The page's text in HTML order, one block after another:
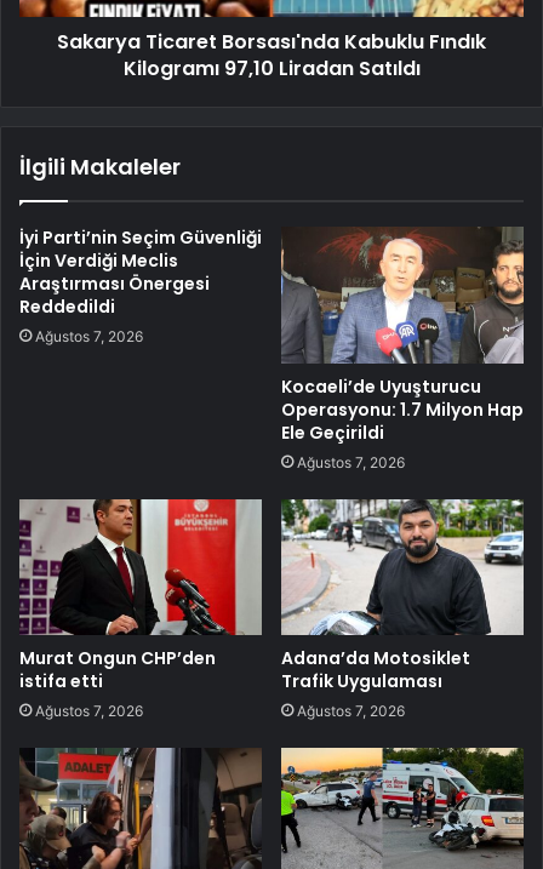
Sakarya Ticaret Borsası'nda Kabuklu Fındık
Kilogramı 97,10 Liradan Satıldı
İlgili Makaleler
İyi Parti’nin Seçim Güvenliği
İçin Verdiği Meclis
Araştırması Önergesi
Reddedildi
Ağustos 7, 2026
Kocaeli’de Uyuşturucu
Operasyonu: 1.7 Milyon Hap
Ele Geçirildi
Ağustos 7, 2026
Murat Ongun CHP’den
istifa etti
Ağustos 7, 2026
Adana’da Motosiklet
Trafik Uygulaması
Ağustos 7, 2026